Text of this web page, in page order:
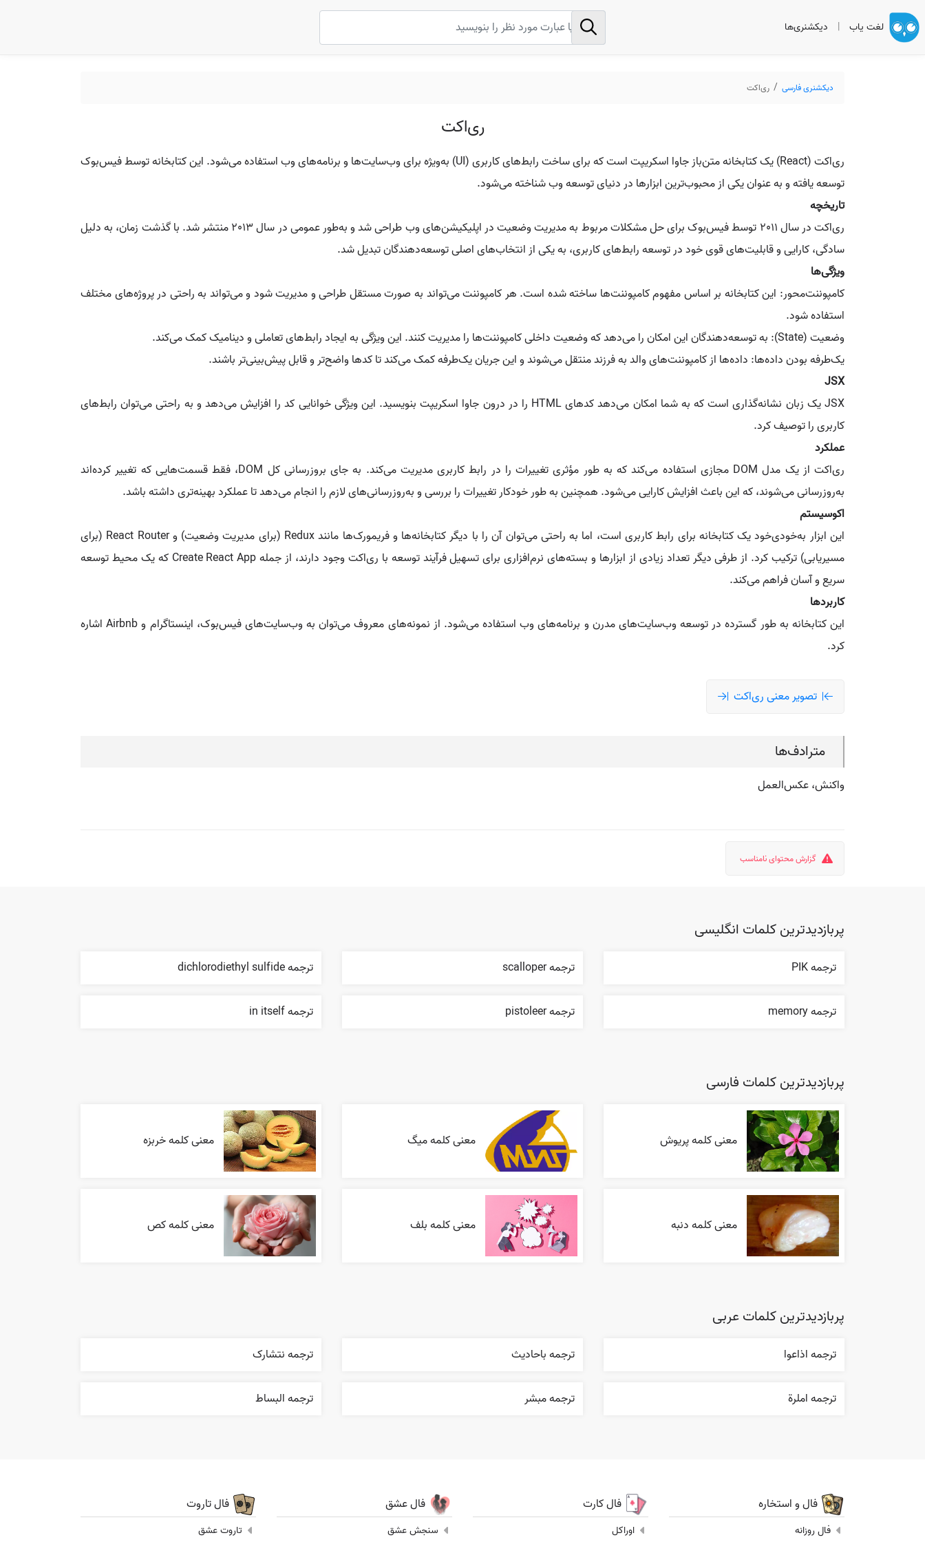
لغت یاب | دیکشنری‌ها
دیکشنری فارسی ری‌اکت
ری‌اکت
ری‌اکت (React) یک کتابخانه متن‌باز جاوا اسکریپت است که برای ساخت رابط‌های کاربری (UI) به‌ویژه برای وب‌سایت‌ها و برنامه‌های وب استفاده می‌شود. این کتابخانه توسط فیس‌بوک
توسعه یافته و به عنوان یکی از محبوب‌ترین ابزارها در دنیای توسعه وب شناخته می‌شود.
تاریخچه
ری‌اکت در سال 2011 توسط فیس‌بوک برای حل مشکلات مربوط به مدیریت وضعیت در اپلیکیشن‌های وب طراحی شد و به‌طور عمومی در سال 2013 منتشر شد. با گذشت زمان، به دلیل
سادگی، کارایی و قابلیت‌های قوی خود در توسعه رابط‌های کاربری، به یکی از انتخاب‌های اصلی توسعه‌دهندگان تبدیل شد.
ویژگی‌ها
کامپوننت‌محور: این کتابخانه بر اساس مفهوم کامپوننت‌ها ساخته شده است. هر کامپوننت می‌تواند به صورت مستقل طراحی و مدیریت شود و می‌تواند به راحتی در پروژه‌های مختلف
استفاده شود.
وضعیت (State): به توسعه‌دهندگان این امکان را می‌دهد که وضعیت داخلی کامپوننت‌ها را مدیریت کنند. این ویژگی به ایجاد رابط‌های تعاملی و دینامیک کمک می‌کند.
یک‌طرفه بودن داده‌ها: داده‌ها از کامپوننت‌های والد به فرزند منتقل می‌شوند و این جریان یک‌طرفه کمک می‌کند تا کدها واضح‌تر و قابل پیش‌بینی‌تر باشند.
JSX
JSX یک زبان نشانه‌گذاری است که به شما امکان می‌دهد کدهای HTML را در درون جاوا اسکریپت بنویسید. این ویژگی خوانایی کد را افزایش می‌دهد و به راحتی می‌توان رابط‌های
کاربری را توصیف کرد.
عملکرد
ری‌اکت از یک مدل DOM مجازی استفاده می‌کند که به طور مؤثری تغییرات را در رابط کاربری مدیریت می‌کند. به جای بروزرسانی کل DOM، فقط قسمت‌هایی که تغییر کرده‌اند
به‌روزرسانی می‌شوند، که این باعث افزایش کارایی می‌شود. همچنین به طور خودکار تغییرات را بررسی و به‌روزرسانی‌های لازم را انجام می‌دهد تا عملکرد بهینه‌تری داشته باشد.
اکوسیستم
این ابزار به‌خودی‌خود یک کتابخانه برای رابط کاربری است، اما به راحتی می‌توان آن را با دیگر کتابخانه‌ها و فریمورک‌ها مانند Redux (برای مدیریت وضعیت) و React Router (برای
مسیریابی) ترکیب کرد. از طرفی دیگر تعداد زیادی از ابزارها و بسته‌های نرم‌افزاری برای تسهیل فرآیند توسعه با ری‌اکت وجود دارند، از جمله Create React App که یک محیط توسعه
سریع و آسان فراهم می‌کند.
کاربردها
این کتابخانه به طور گسترده در توسعه وب‌سایت‌های مدرن و برنامه‌های وب استفاده می‌شود. از نمونه‌های معروف می‌توان به وب‌سایت‌های فیس‌بوک، اینستاگرام و Airbnb اشاره
کرد.
تصویر معنی ری‌اکت
مترادف‌ها
واکنش، عکس‌العمل
گزارش محتوای نامناسب
پربازدیدترین کلمات انگلیسی
ترجمه PIK ترجمه scalloper ترجمه dichlorodiethyl sulfide
ترجمه memory ترجمه pistoleer ترجمه in itself
پربازدیدترین کلمات فارسی
معنی کلمه پریوش معنی کلمه میگ معنی کلمه خربزه
معنی کلمه دنبه معنی کلمه بلف معنی کلمه کص
پربازدیدترین کلمات عربی
ترجمه اذاعوا ترجمه باحاديث ترجمه نتشارک
ترجمه املرة ترجمه مبشر ترجمه البساط
فال و استخاره
فال روزانه
فال کارت
اوراکل
فال عشق
سنجش عشق
فال تاروت
تاروت عشق